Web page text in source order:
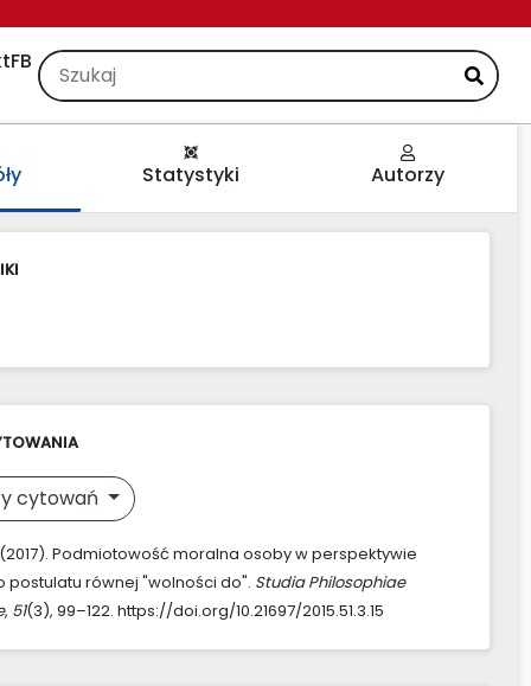
FB
Statystyki Autorzy
cytowań
(2017). Podmiotowość moralna osoby w perspektywie
postulatu równej "wolności do". Studia Philosophiae
, 51(3), 99–122. https://doi.org/10.21697/2015.51.3.15